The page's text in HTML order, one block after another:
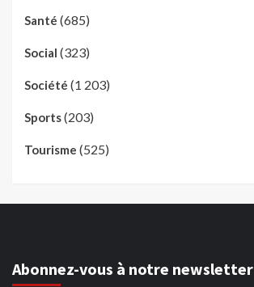
Santé (685)
Social (323)
Société (1 203)
Sports(203)
Tourisme (525)
Abonnez-vous à notre newsletter